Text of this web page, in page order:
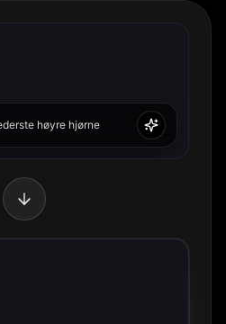
høyre hjørne